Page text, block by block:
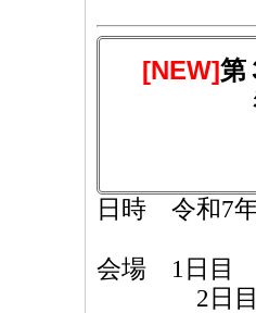
[NEW]第
日時 令和7
会場 1日目
2日目